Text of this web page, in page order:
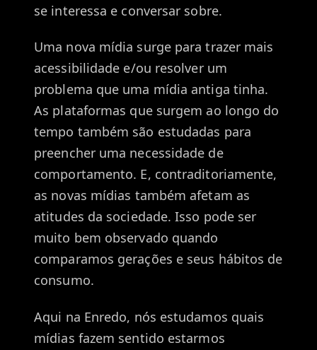
se interessa e conversar sobre.
Uma nova mídia surge para trazer mais
acessibilidade e/ou resolver um
problema que uma mídia antiga tinha.
As plataformas que surgem ao longo do
tempo também são estudadas para
preencher uma necessidade de
comportamento. E, contraditoriamente,
as novas mídias também afetam as
atitudes da sociedade. Isso pode ser
muito bem observado quando
comparamos gerações e seus hábitos de
consumo.
Aqui na Enredo, nós estudamos quais
mídias fazem sentido estarmos